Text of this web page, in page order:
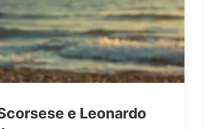
e Leonardo